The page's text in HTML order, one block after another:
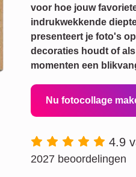
voor hoe jouw
indrukwekkende
presenteert je foto's
decoraties houdt of
momenten een
Nu fotocollage
4.9
2027 beoordelingen